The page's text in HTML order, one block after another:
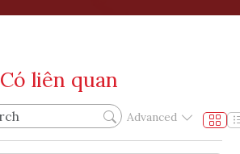
Có liên quan
Advanced